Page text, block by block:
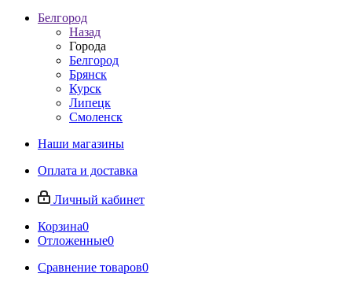
Белгород
Назад
Города
Белгород
Брянск
Курск
Липецк
Смоленск
Наши магазины
Оплата и доставка
Личный кабинет
Корзина0
Отложенные0
Сравнение товаров0